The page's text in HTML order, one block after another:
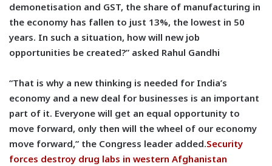
demonetisation and GST, the share of manufacturing in
the economy has fallen to just 13%, the lowest in 50
years. In such a situation, how will new job
opportunities be created?” asked Rahul Gandhi
“That is why a new thinking is needed for India’s
economy and a new deal for businesses is an important
part of it. Everyone will get an equal opportunity to
move forward, only then will the wheel of our economy
move forward,” the Congress leader added.Security
forces destroy drug labs in western Afghanistan